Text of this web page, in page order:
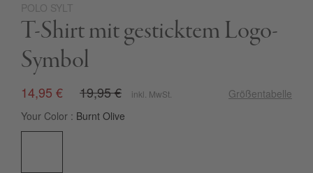
Zum
Anfang
Bildgalerie
springen
POLO SYLT
T-Shirt mit gesticktem Logo-
Symbol
14,95 € 19,95 € inkl. MwSt.
Größentabelle
Your Color
Burnt Olive